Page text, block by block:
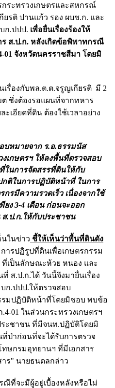
ระทรวงเกษตรและสหกรณ์
ยรติ ปานแก้ว รอง ผบช.ก. และ
ก.ปปป. เพื่อยื่นเรื่องร้องให้
ส.ป.ก. หลังเกิดข้อพิพาทกรณี
01 จังหวัดนครราชสีมา โดยมิ
รื่องกับพล.ต.ต.จรูญเกียรติ มี 2
ต ซึ่งต้องรอแผนที่จากทหาร
เอียดที่ดิน ต้องใช้เวลาอย่าง
บหมายจาก ร.อ.ธรรมนัส
งเกษตรฯ ให้ลงพื้นที่ตรวจสอบ
ในการจัดสรรที่ดินให้กับ
กติในการปฏิบัติหน้าที่ ในการ
รมีความรวดเร็ว เนื่องจากใช้
ยง 3-4 เดือน ก่อนจะออก
.ป.ก.ให้กับประชาชน
ในข่าว ชี้ให้เห็นว่าพื้นที่ดินดัง
ารปฏิรูปที่ดินเพื่อเกษตรกรรม
ที่เป็นลักษณะห้วย หนอง และ
ส.ป.ก.ได้ วันนี้จึงมายื่นเรื่อง
ก.ปปป.ให้ตรวจสอบ
รมปฏิบัติหน้าที่โดยมิชอบ พบข้อ
01 ในส่วนกระทรวงเกษตรฯ
ะชาชน ที่มีจนท.ปฏิบัติโดยมิ
ป่าก่อนที่จะได้รับการตรวจ
ทษกรมอุทยานฯ ที่มีเอกสาร
ร" นายธนดลกล่าว
ณีที่จะมีผู้อยู่เบื้องหลังหรือไม่